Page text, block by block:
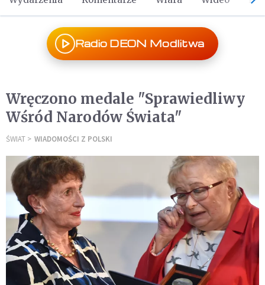
Radio DEON Modlitwa
Wręczono medale "Sprawiedliwy
Wśród Narodów Świata"
ŚWIAT WIADOMOŚCI Z POLSKI